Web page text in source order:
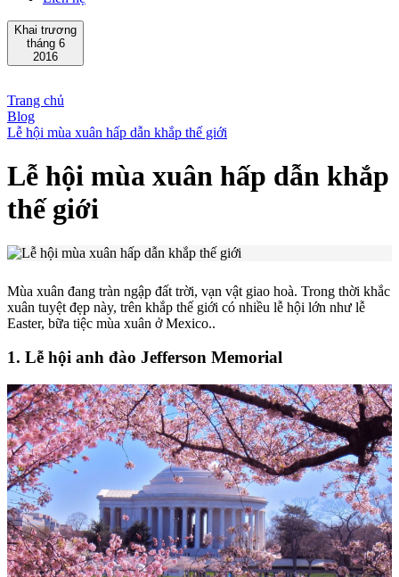
Khai trương
tháng 6
2016
Trang chủ
Blog
Lễ hội mùa xuân hấp dẫn khắp thế giới
Lễ hội mùa xuân hấp dẫn khắp
thế giới
Mùa xuân đang tràn ngập đất trời, vạn vật giao hoà. Trong thời khắc
xuân tuyệt đẹp này, trên khắp thế giới có nhiều lễ hội lớn như lễ
Easter, bữa tiệc mùa xuân ở Mexico..
1. Lễ hội anh đào Jefferson Memorial